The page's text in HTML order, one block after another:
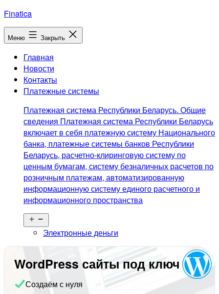
Перейти
к
содержимому
Finatica
Меню Закрыть
Главная
Новости
Контакты
Платежные системы
Платежная система Республики Беларусь. Общие
сведения Платежная система Республики Беларусь
включает в себя платежную систему Национального
банка, платежные системы банков Республики
Беларусь, расчетно-клиринговую систему по
ценным бумагам, систему безналичных расчетов по
розничным платежам, автоматизированную
информационную систему единого расчетного и
информационного пространства
меню
Электронные деньги
WordPress сайты под ключ
Создаём с нуля